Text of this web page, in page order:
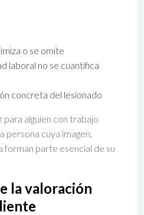
o se omite
laboral no se cuantifica
concreta del lesionado
para alguien con trabajo
persona cuya imagen,
forman parte esencial de su
la valoración